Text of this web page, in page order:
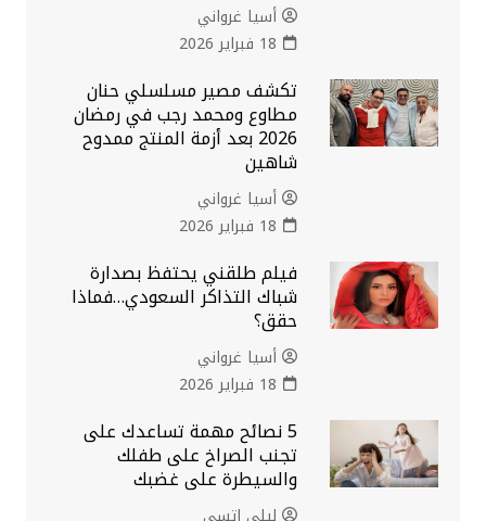
أسيا غرواني
18 فبراير 2026
تكشف مصير مسلسلي حنان
مطاوع ومحمد رجب في رمضان
2026 بعد أزمة المنتج ممدوح
شاهين
أسيا غرواني
18 فبراير 2026
فيلم طلقني يحتفظ بصدارة
شباك التذاكر السعودي…فماذا
حقق؟
أسيا غرواني
18 فبراير 2026
5 نصائح مهمة تساعدك على
تجنب الصراخ على طفلك
والسيطرة على غضبك